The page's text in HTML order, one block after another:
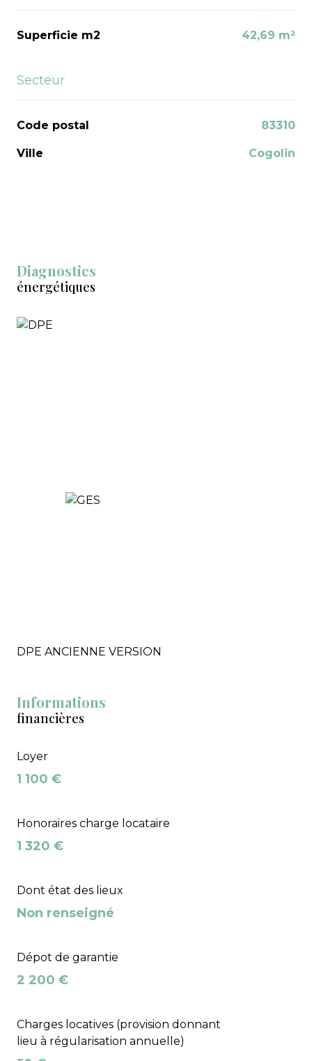
Superficie m2 42,69 m²
Secteur
Code postal 83310
Ville Cogolin
Diagnostics
énergétiques
DPE ANCIENNE VERSION
Informations
financières
Loyer
1 100 €
Honoraires charge locataire
1 320 €
Dont état des lieux
Non renseigné
Dépot de garantie
2 200 €
Charges locatives (provision donnant
lieu à régularisation annuelle)